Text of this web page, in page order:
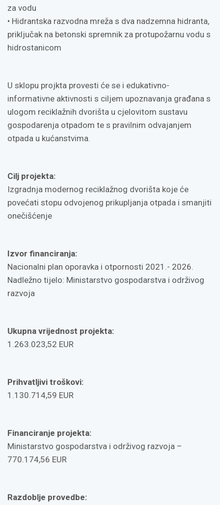
za vodu
• Hidrantska razvodna mreža s dva nadzemna hidranta,
priključak na betonski spremnik za protupožarnu vodu s
hidrostanicom
U sklopu projkta provesti će se i edukativno-
informativne aktivnosti s ciljem upoznavanja građana s
ulogom reciklažnih dvorišta u cjelovitom sustavu
gospodarenja otpadom te s pravilnim odvajanjem
otpada u kućanstvima.
Cilj projekta:
Izgradnja modernog reciklažnog dvorišta koje će
povećati stopu odvojenog prikupljanja otpada i smanjiti
onečišćenje
Izvor financiranja:
Nacionalni plan oporavka i otpornosti 2021.- 2026.
Nadležno tijelo: Ministarstvo gospodarstva i održivog
razvoja
Ukupna vrijednost projekta:
1.263.023,52 EUR
Prihvatljivi troškovi:
1.130.714,59 EUR
Financiranje projekta:
Ministarstvo gospodarstva i održivog razvoja –
770.174,56 EUR
Razdoblje provedbe: